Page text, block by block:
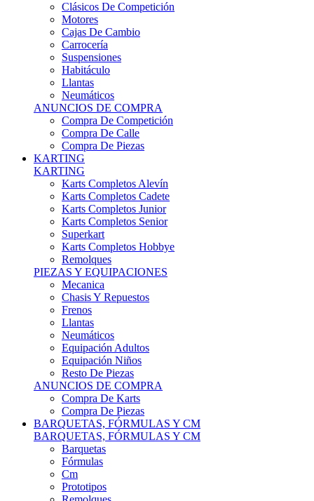
Cajas De Cambio
Carrocería
Suspensiones
Habitáculo
Llantas
Neumáticos
ANUNCIOS DE COMPRA
Compra De Competición
Compra De Calle
Compra De Piezas
KARTING
KARTING
Karts Completos Alevín
Karts Completos Cadete
Karts Completos Junior
Karts Completos Senior
Superkart
Karts Completos Hobbye
Remolques
PIEZAS Y EQUIPACIONES
Mecanica
Chasis Y Repuestos
Frenos
Llantas
Neumáticos
Equipación Adultos
Equipación Niños
Resto De Piezas
ANUNCIOS DE COMPRA
Compra De Karts
Compra De Piezas
BARQUETAS, FÓRMULAS Y CM
BARQUETAS, FÓRMULAS Y CM
Barquetas
Fórmulas
Cm
Prototipos
Remolques
PIEZAS Y EQUIPACIONES